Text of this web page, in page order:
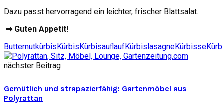
Dazu passt hervorragend ein leichter, frischer Blattsalat.
➡ Guten Appetit!
Butternutkürbis Kürbis Kürbisauflauf KürbislasagneKürbisse
nächster Beitrag
Gemütlich und strapazierfähig: Gartenmöbel aus
Polyrattan